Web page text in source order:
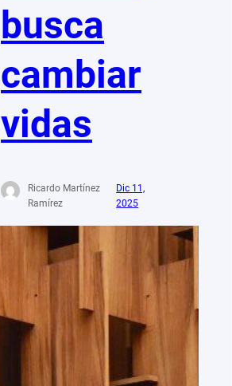
busca
cambiar
vidas
Ricardo Martínez
Ramírez
Dic 11,
2025